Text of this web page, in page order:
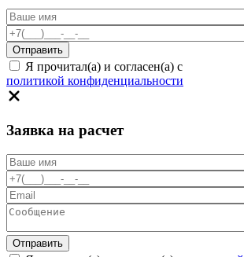
Я прочитал(а) и согласен(а) с
политикой конфиденциальности
Заявка на расчет